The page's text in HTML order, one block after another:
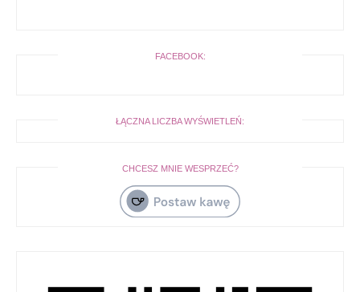
FACEBOOK:
ŁĄCZNA LICZBA WYŚWIETLEŃ:
CHCESZ MNIE WESPRZEĆ?